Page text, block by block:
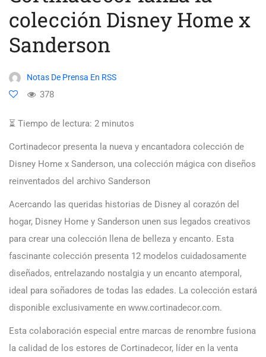
colección Disney Home x
Sanderson
Notas De Prensa En RSS
378
⏳ Tiempo de lectura: 2 minutos
Cortinadecor presenta la nueva y encantadora colección de
Disney Home x Sanderson, una colección mágica con diseños
reinventados del archivo Sanderson
Acercando las queridas historias de Disney al corazón del
hogar, Disney Home y Sanderson unen sus legados creativos
para crear una colección llena de belleza y encanto. Esta
fascinante colección presenta 12 modelos cuidadosamente
diseñados, entrelazando nostalgia y un encanto atemporal,
ideal para soñadores de todas las edades. La colección estará
disponible exclusivamente en www.cortinadecor.com.
Esta colaboración especial entre marcas de renombre fusiona
la calidad de los estores de Cortinadecor, líder en la venta